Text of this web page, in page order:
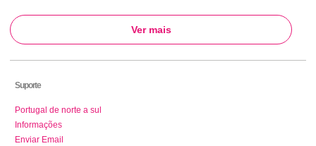
Ver mais
Suporte
Portugal de norte a sul
Informações
Enviar Email